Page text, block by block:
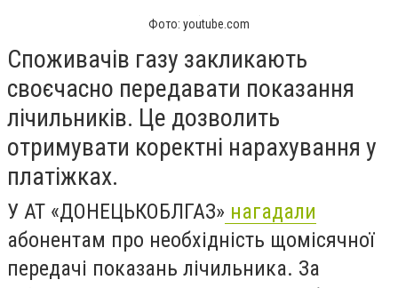
Фото: youtube.com
Споживачів газу закликають
своєчасно передавати показання
лічильників. Це дозволить
отримувати коректні нарахування у
платіжках.
У АТ «ДОНЕЦЬКОБЛГАЗ» нагадали
абонентам про необхідність щомісячної
передачі показань лічильника. За